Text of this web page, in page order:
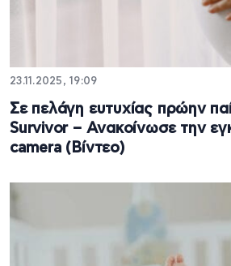
23.11.2025, 19:09
Σε πελάγη ευτυχίας πρώην
Survivor – Ανακοίνωσε την
camera (Βίντεο)